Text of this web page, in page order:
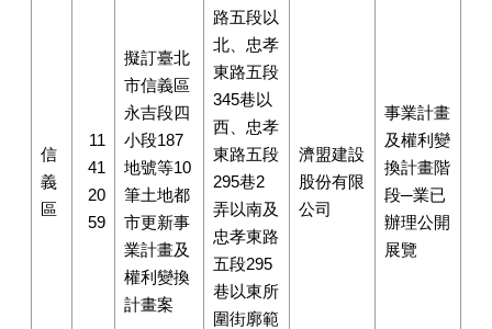
信
義
區
11
41
20
59
擬訂臺北
市信義區
永吉段四
小段187
地號等10
筆土地都
市更新事
業計畫及
權利變換
計畫案
路五段以
北、忠孝
東路五段
345巷以
西、忠孝
東路五段
295巷2
弄以南及
忠孝東路
五段295
巷以東所
圍街廓範
濟盟建設
股份有限
公司
事業計畫
及權利變
換計畫階
段─業已
辦理公開
展覽